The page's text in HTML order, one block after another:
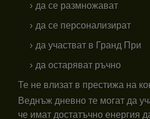
да се размножават
да се персонализират
да участват в Гранд При
да остаряват ръчно
Те не влизат в престижа на
Веднъж дневно те могат да
че имат достатъчно енергия